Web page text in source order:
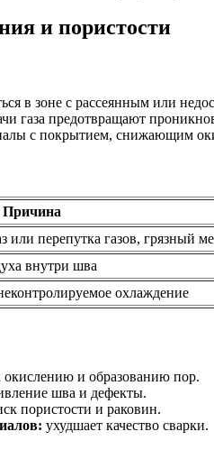
и пористости
в зоне с рассеянным или
газа предотвращают
с покрытием, снижающим
Причина
перепутка газов, грязный
внутри шва
охлаждение
окислению и образованию пор.
шва и дефекты.
пористости и раковин.
ухудшает качество сварки.